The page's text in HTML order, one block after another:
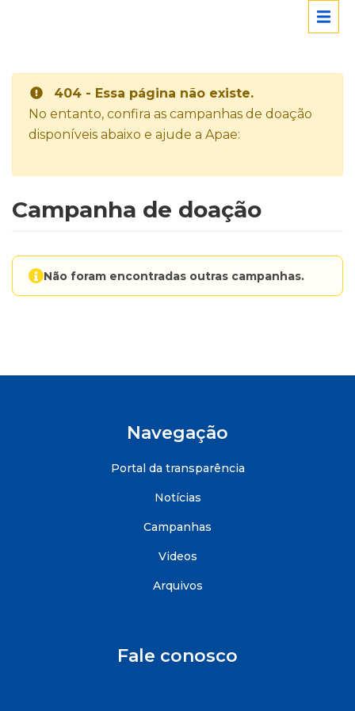
404 - Essa página não existe.
No entanto, confira as campanhas de doação
disponíveis abaixo e ajude a Apae:
Campanha de doação
Não foram encontradas outras campanhas.
Navegação
Portal da transparência
Notícias
Campanhas
Videos
Arquivos
Fale conosco